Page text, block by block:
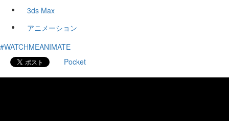
3ds Max
アニメーション
#WATCHMEANIMATE
Pocket